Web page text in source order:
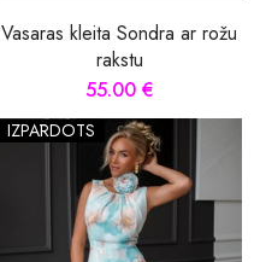
Vasaras kleita Sondra ar rožu
rakstu
55.00 €
IZPĀRDOTS